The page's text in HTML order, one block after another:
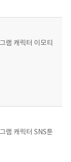
램 캐릭터 이모티
램 캐릭터 SNS툰